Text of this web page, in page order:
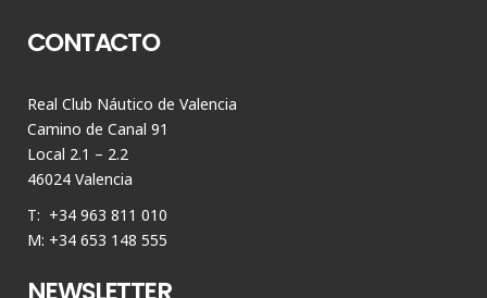
CONTACTO
Real Club Náutico de Valencia
Camino de Canal 91
Local 2.1 – 2.2
46024 Valencia
T: +34 963 811 010
M: +34 653 148 555